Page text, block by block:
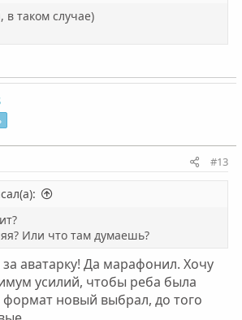
в таком случае)
#13
Или что там думаешь?
аватарку! Да марафонил. Хочу
усилий, чтобы реба была
новый выбрал, до того